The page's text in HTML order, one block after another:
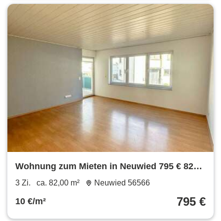
Wohnung zum Mieten in Neuwied 795 € 82
m²
3 Zi. ca. 82,00 m² Neuwied 56566
10 €/m² 795 €